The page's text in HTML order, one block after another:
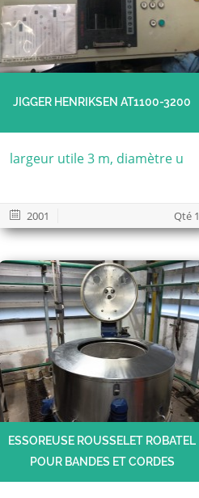
JIGGER HENRIKSEN AT1100-3200
largeur utile 3 m, diamètre u
2001 Qté 1
ESSOREUSE ROUSSELET ROBATEL
POUR BANDES ET CORDES